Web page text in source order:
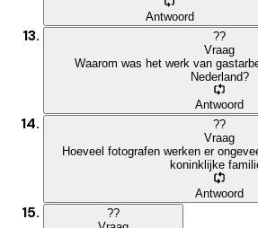
Antwoord
??
Vraag
Waarom was het werk van
Nederland?
Antwoord
??
Vraag
Hoeveel fotografen werken er
koninklijke
Antwoord
??